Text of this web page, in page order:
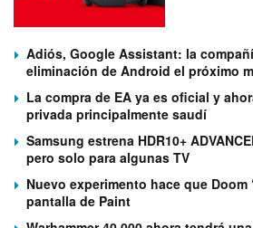
Adiós, Google Assistant: la
eliminación de Android el próximo
La compra de EA ya es oficial y
privada principalmente saudí
Samsung estrena HDR10+
pero solo para algunas TV
Nuevo experimento hace que Doom
pantalla de Paint